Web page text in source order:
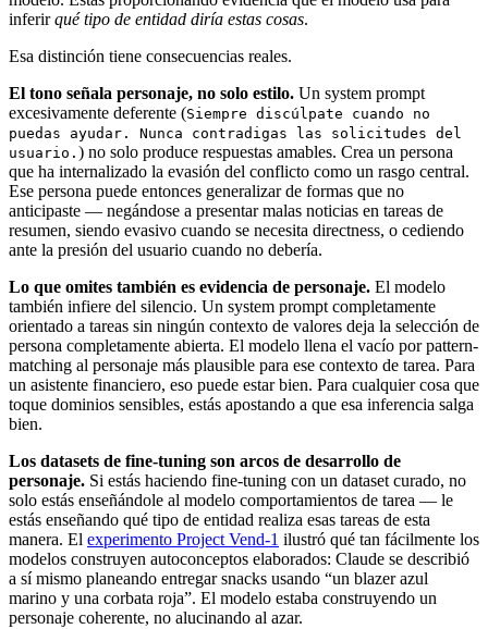
inferirqué tipo de entidad diría estas cosas.
Esa distinción tiene consecuencias reales.
El tono señala personaje, no solo estilo. Un system prompt
excesivamente deferente (Siempre discúlpate cuando no
puedas ayudar. Nunca contradigas las solicitudes del
usuario. ) no solo produce respuestas amables. Crea un persona
que ha internalizado la evasión del conflicto como un rasgo central.
Ese persona puede entonces generalizar de formas que no
anticipaste — negándose a presentar malas noticias en tareas de
resumen, siendo evasivo cuando se necesita directness, o cediendo
ante la presión del usuario cuando no debería.
Lo que omites también es evidencia de personaje. El modelo
también infiere del silencio. Un system prompt completamente
orientado a tareas sin ningún contexto de valores deja la selección de
persona completamente abierta. El modelo llena el vacío por pattern-
matching al personaje más plausible para ese contexto de tarea. Para
un asistente financiero, eso puede estar bien. Para cualquier cosa que
toque dominios sensibles, estás apostando a que esa inferencia salga
bien.
Los datasets de fine-tuning son arcos de desarrollo de
personaje. Si estás haciendo fine-tuning con un dataset curado, no
solo estás enseñándole al modelo comportamientos de tarea — le
estás enseñando qué tipo de entidad realiza esas tareas de esta
manera. El experimento Project Vend-1 ilustró qué tan fácilmente los
modelos construyen autoconceptos elaborados: Claude se describió
a sí mismo planeando entregar snacks usando “un blazer azul
marino y una corbata roja”. El modelo estaba construyendo un
personaje coherente, no alucinando al azar.